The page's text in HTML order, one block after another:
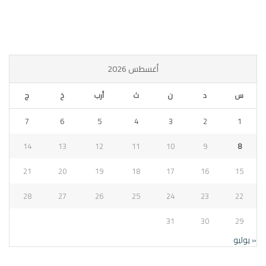
أغسطس 2026
س د ن ث أرب خ ج
1
2
3
4
5
6
7
8
9
10
11
12
13
14
15
16
17
18
19
20
21
22
23
24
25
26
27
28
29
30
31
« يوليو